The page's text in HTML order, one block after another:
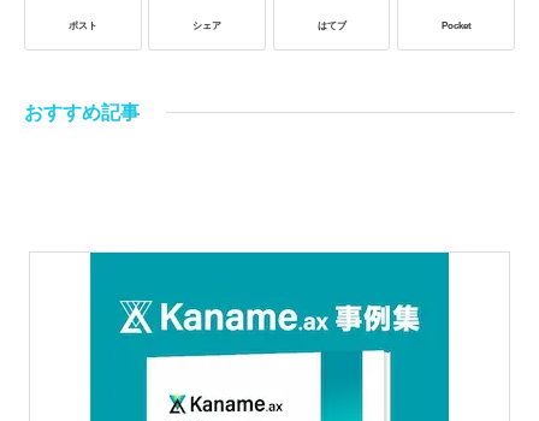
ポスト シェア はてブ Pocket
おすすめ記事